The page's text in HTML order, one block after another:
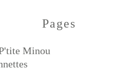
Pages
Minou